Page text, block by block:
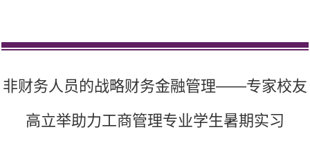
非财务人员的战略财务金融管理——专家校友
高立举助力工商管理专业学生暑期实习